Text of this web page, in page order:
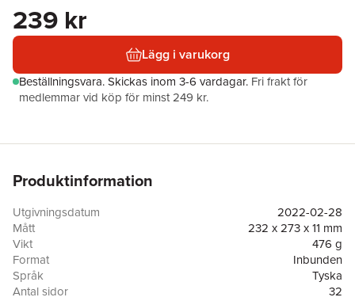
239 kr
Lägg i varukorg
Beställningsvara.Skickas inom 3-6 vardagar. Fri frakt för
medlemmar vid köp för minst 249 kr.
Produktinformation
Utgivningsdatum
2022-02-28
Mått
232 x 273 x 11 mm
Vikt
476 g
Format
Inbunden
Språk
Tyska
Antal sidor
32